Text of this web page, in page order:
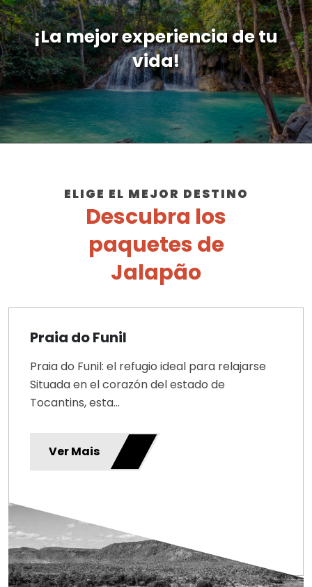
¡La mejor experiencia de tu
vida!
ELIGE EL MEJOR DESTINO
Descubra los
paquetes de
Jalapão
Praia do Funil
Praia do Funil: el refugio ideal para relajarse
Situada en el corazón del estado de
Tocantins, esta...
Ver Mais